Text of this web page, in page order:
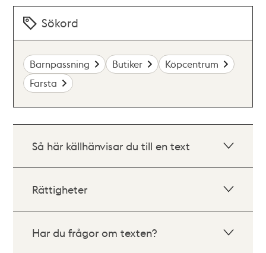
Sökord
Barnpassning Butiker
Köpcentrum
Farsta
Så här källhänvisar du till en text
Rättigheter
Har du frågor om texten?